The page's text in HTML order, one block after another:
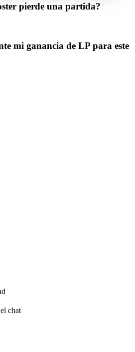
pierde una partida?
mi ganancia de LP para este
chat